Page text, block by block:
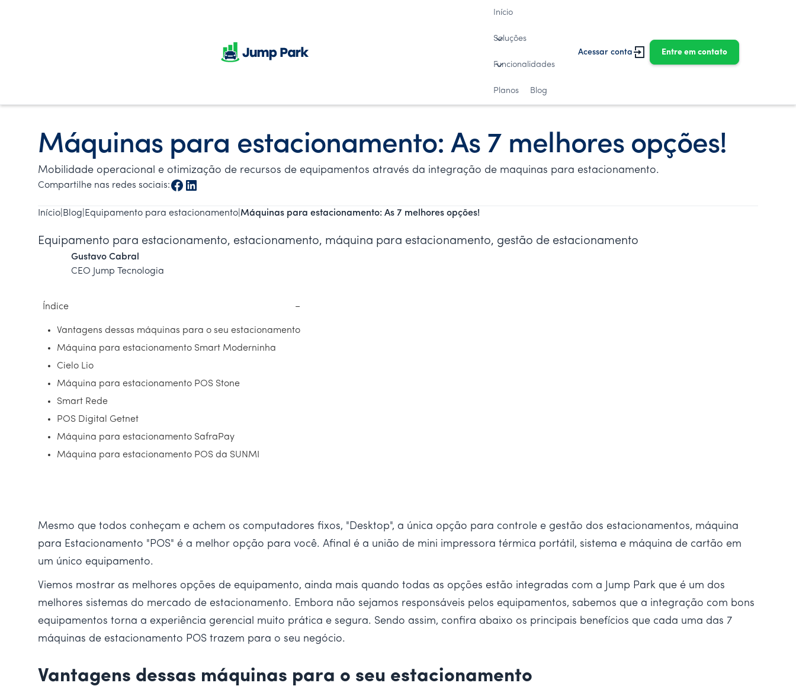
Início
Soluções
Funcionalidades
Planos Blog
Acessar conta Entre em contato
Máquinas para estacionamento: As 7 melhores opções!
Mobilidade operacional e otimização de recursos de equipamentos através da integração de maquinas para estacionamento.
Compartilhe nas redes sociais:
Início Blog Equipamento para estacionamento Máquinas para estacionamento: As 7 melhores opções!
Equipamento para estacionamento, estacionamento, máquina para estacionamento, gestão de estacionamento
Gustavo Cabral
CEO Jump Tecnologia
Índice −
Vantagens dessas máquinas para o seu estacionamento
Máquina para estacionamento Smart Moderninha
Cielo Lio
Máquina para estacionamento POS Stone
Smart Rede
POS Digital Getnet
Máquina para estacionamento SafraPay
Máquina para estacionamento POS da SUNMI
Mesmo que todos conheçam e achem os computadores fixos, "Desktop", a única opção para controle e gestão dos estacionamentos, máquina
para Estacionamento "POS" é a melhor opção para você. Afinal é a união de mini impressora térmica portátil, sistema e máquina de cartão em
um único equipamento.
Viemos mostrar as melhores opções de equipamento, ainda mais quando todas as opções estão integradas com a Jump Park que é um dos
melhores sistemas do mercado de estacionamento. Embora não sejamos responsáveis pelos equipamentos, sabemos que a integração com bons
equipamentos torna a experiência gerencial muito prática e segura. Sendo assim, confira abaixo os principais benefícios que cada uma das 7
máquinas de estacionamento POS trazem para o seu negócio.
Vantagens dessas máquinas para o seu estacionamento